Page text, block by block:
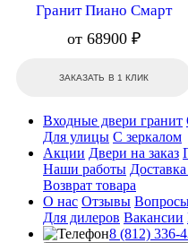
Гранит Пиано Смарт
от 68900 ₽
ЗАКАЗАТЬ В 1 КЛИК
Входные двери гранит
Для улицы С зеркалом
Акции Двери на заказ
Наши работы
Возврат товара
О нас Отзывы
Для дилеров Вакансии
8 (812) 336-